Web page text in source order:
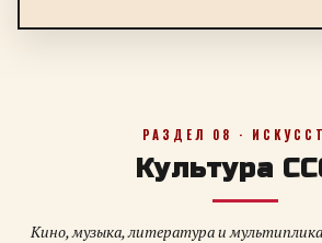
РАЗДЕЛ 08 ·
Культура
Кино, музыка, литература и